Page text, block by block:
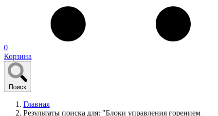
0
Корзина
Поиск
Главная
Результаты поиска для: "Блоки управления горением